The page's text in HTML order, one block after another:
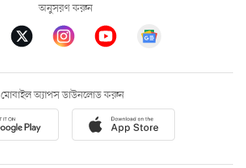
অনুসরণ করুন
মোবাইল অ্যাপস ডাউনলোড করুন